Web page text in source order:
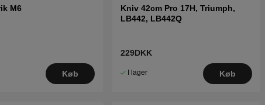
M6
Køb
Kniv 42cm Pro 17H, Triumph,
LB442, LB442Q
229DKK
I lager Køb